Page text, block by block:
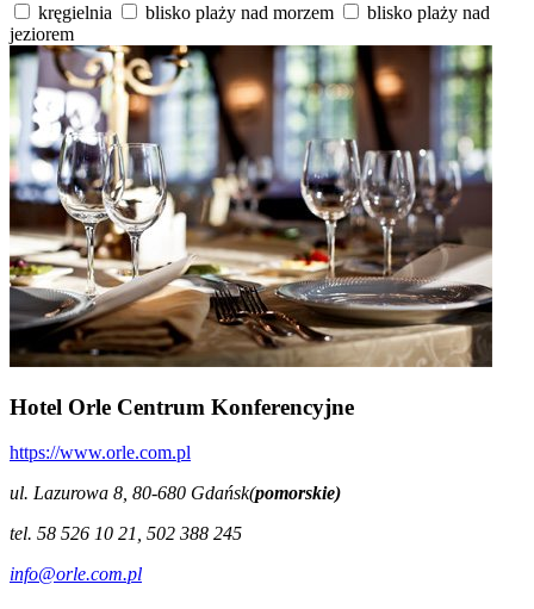
kręgielnia
blisko plaży nad morzem
blisko plaży nad
jeziorem
Hotel Orle Centrum Konferencyjne
https://www.orle.com.pl
ul. Lazurowa 8, 80-680 Gdańsk(pomorskie)
tel. 58 526 10 21, 502 388 245
info@orle.com.pl